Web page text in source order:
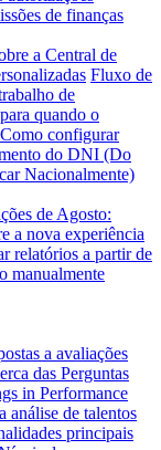
de finanças
a Central de
Fluxo de
de
quando o
Como configurar
do DNI (Do
Nacionalmente)
de Agosto:
a nova experiência
relatórios a partir de
manualmente
a avaliações
das Perguntas
in Performance
análise de talentos
principais